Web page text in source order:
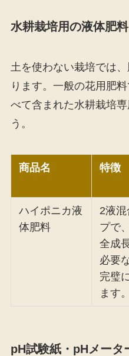
水耕栽培用の液体肥料
土を使わない栽培では
ります。一般の花用肥
べて含まれた水耕栽培
う。
商品名 特徴
ハイポニカ液
体肥料
2液混
プで
全成
必要
完璧
ます。
pH試験紙・pHメータ